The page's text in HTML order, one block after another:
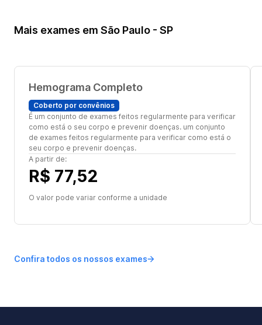
Mais exames em São Paulo - SP
Hemograma Completo
Coberto por convênios
É um conjunto de exames feitos regularmente para verificar
como está o seu corpo e prevenir doenças. um conjunto
de exames feitos regularmente para verificar como está o
seu corpo e prevenir doenças.
A partir de:
R$ 77,52
O valor pode variar conforme a unidade
Confira todos os nossos exames